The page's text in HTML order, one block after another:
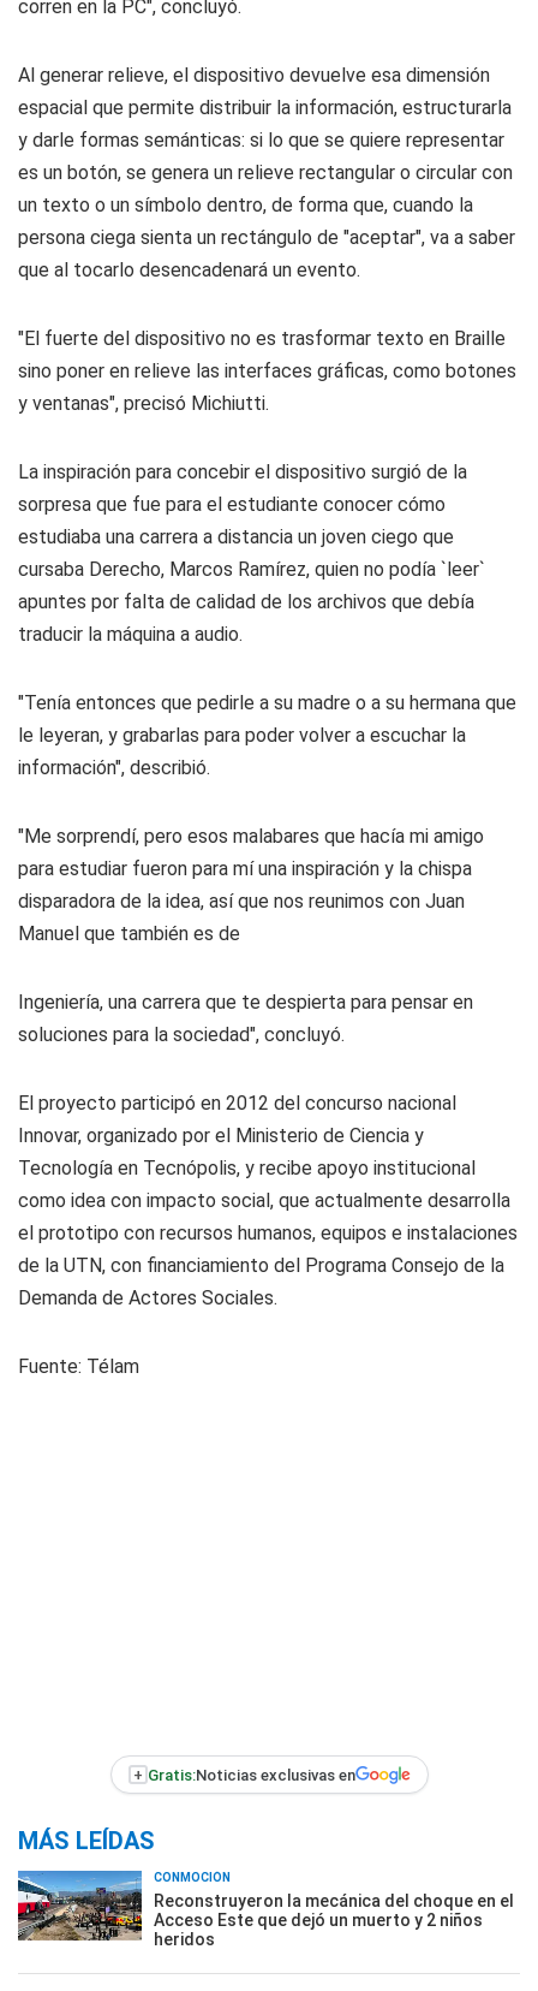
corren en la PC", concluyó.
Al generar relieve, el dispositivo devuelve esa dimensión
espacial que permite distribuir la información, estructurarla
y darle formas semánticas: si lo que se quiere representar
es un botón, se genera un relieve rectangular o circular con
un texto o un sí­mbolo dentro, de forma que, cuando la
persona ciega sienta un rectángulo de "aceptar", va a saber
que al tocarlo desencadenará un evento.
"El fuerte del dispositivo no es trasformar texto en Braille
sino poner en relieve las interfaces gráficas, como botones
y ventanas", precisó Michiutti.
La inspiración para concebir el dispositivo surgió de la
sorpresa que fue para el estudiante conocer cómo
estudiaba una carrera a distancia un joven ciego que
cursaba Derecho, Marcos Ramírez, quien no podía `leer`
apuntes por falta de calidad de los archivos que debía
traducir la máquina a audio.
"Tenía entonces que pedirle a su madre o a su hermana que
le leyeran, y grabarlas para poder volver a escuchar la
información", describió.
"Me sorprendí, pero esos malabares que hacía mi amigo
para estudiar fueron para mí una inspiración y la chispa
disparadora de la idea, así que nos reunimos con Juan
Manuel que también es de
Ingeniería, una carrera que te despierta para pensar en
soluciones para la sociedad", concluyó.
El proyecto participó en 2012 del concurso nacional
Innovar, organizado por el Ministerio de Ciencia y
Tecnología en Tecnópolis, y recibe apoyo institucional
como idea con impacto social, que actualmente desarrolla
el prototipo con recursos humanos, equipos e instalaciones
de la UTN, con financiamiento del Programa Consejo de la
Demanda de Actores Sociales.
Fuente: Télam
+ Gratis:Noticias exclusivas en
MÁS LEÍDAS
CONMOCIÓN
Reconstruyeron la mecánica del choque en el
Acceso Este que dejó un muerto y 2 niños
heridos